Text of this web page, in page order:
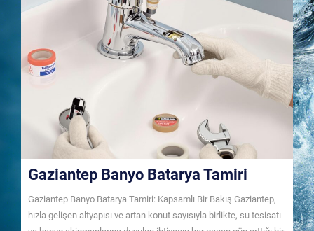
Gaziantep Banyo Batarya Tamiri
Gaziantep Banyo Batarya Tamiri: Kapsamlı Bir Bakış Gaziantep,
hızla gelişen altyapısı ve artan konut sayısıyla birlikte, su tesisatı